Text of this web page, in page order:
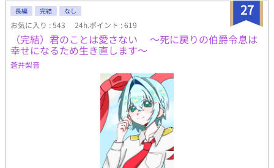
慰、飲精、攻めフェラもあります。 完熟（前編）→３年後と１０
年後の話。乳首責め、甘イキ、攻めが受けの中で潮吹き、攻めに
手コキ、飲精など。 完熟（後編）→ほぼエロのみ。１５年後の
話。調教プレイ。乳首責め、射精我慢、甘イキ、脳イキ、キスイ
キ、亀頭責め、ローションガーゼ、オナホ、オナホコキ、潮吹
き、睡姦、連続絶頂、メスイキなど。
27
長編 完結 なし
お気に入り : 543 24h.ポイント : 619
（完結）君のことは愛さない 〜死に戻りの伯爵令息は
幸せになるため生き直します〜
蒼井梨音